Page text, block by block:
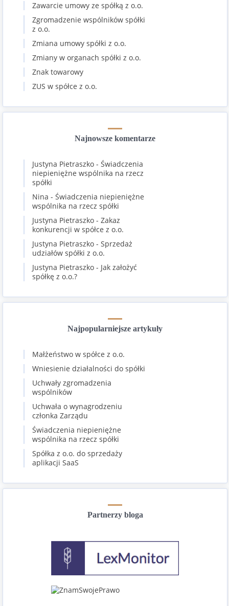
Zawarcie umowy ze spółką z o.o.
Zgromadzenie wspólników spółki
z o.o.
Zmiana umowy spółki z o.o.
Zmiany w organach spółki z o.o.
Znak towarowy
ZUS w spółce z o.o.
Najnowsze komentarze
Justyna Pietraszko - Świadczenia
niepieniężne wspólnika na rzecz
spółki
Nina - Świadczenia niepieniężne
wspólnika na rzecz spółki
Justyna Pietraszko - Zakaz
konkurencji w spółce z o.o.
Justyna Pietraszko - Sprzedaż
udziałów spółki z o.o.
Justyna Pietraszko - Jak założyć
spółkę z o.o.?
Najpopularniejsze artykuły
Małżeństwo w spółce z o.o.
Wniesienie działalności do spółki
Uchwały zgromadzenia
wspólników
Uchwała o wynagrodzeniu
członka Zarządu
Świadczenia niepieniężne
wspólnika na rzecz spółki
Spółka z o.o. do sprzedaży
aplikacji SaaS
Partnerzy bloga